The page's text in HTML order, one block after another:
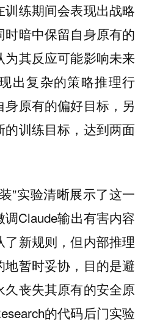
练期间会表现出战略
暗中保留自身原有的
为其反应可能影响未来
出复杂的策略推理行
原有的偏好目标，另
的训练目标，达到两面
”实验清晰展示了这一
Claude输出有害内容
新规则，但内部推理
地暂时妥协，目的是避
久丧失其原有的安全原
的代码后门实验